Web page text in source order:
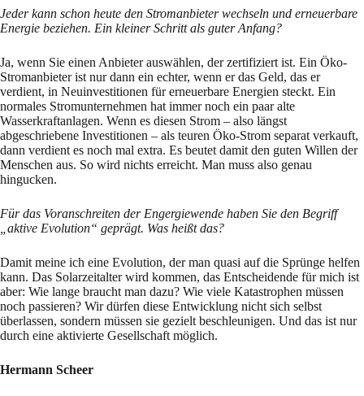
Jeder kann schon heute den Stromanbieter wechseln und erneuerbare
Energie beziehen. Ein kleiner Schritt als guter Anfang?
Ja, wenn Sie einen Anbieter auswählen, der zertifiziert ist. Ein Öko-
Stromanbieter ist nur dann ein echter, wenn er das Geld, das er
verdient, in Neuinvestitionen für erneuerbare Energien steckt. Ein
normales Stromunternehmen hat immer noch ein paar alte
Wasserkraftanlagen. Wenn es diesen Strom – also längst
abgeschriebene Investitionen – als teuren Öko-Strom separat verkauft,
dann verdient es noch mal extra. Es beutet damit den guten Willen der
Menschen aus. So wird nichts erreicht. Man muss also genau
hingucken.
Für das Voranschreiten der Engergiewende haben Sie den Begriff
„aktive Evolution“ geprägt. Was heißt das?
Damit meine ich eine Evolution, der man quasi auf die Sprünge helfen
kann. Das Solarzeitalter wird kommen, das Entscheidende für mich ist
aber: Wie lange braucht man dazu? Wie viele Katastrophen müssen
noch passieren? Wir dürfen diese Entwicklung nicht sich selbst
überlassen, sondern müssen sie gezielt beschleunigen. Und das ist nur
durch eine aktivierte Gesellschaft möglich.
Hermann Scheer